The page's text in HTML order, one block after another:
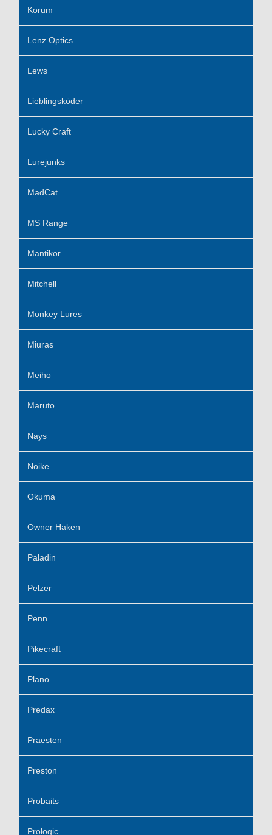
Korum
Lenz Optics
Lews
Lieblingsköder
Lucky Craft
Lurejunks
MadCat
MS Range
Mantikor
Mitchell
Monkey Lures
Miuras
Meiho
Maruto
Nays
Noike
Okuma
Owner Haken
Paladin
Pelzer
Penn
Pikecraft
Plano
Predax
Praesten
Preston
Probaits
Prologic